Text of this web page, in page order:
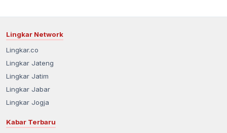
Lingkar Network
Lingkar.co
Lingkar Jateng
Lingkar Jatim
Lingkar Jabar
Lingkar Jogja
Kabar Terbaru